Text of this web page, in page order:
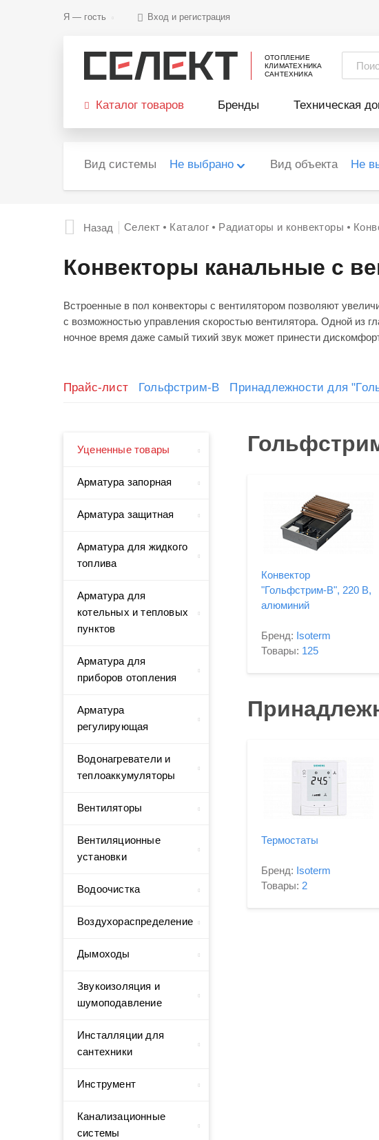
Я — гость Вход и регистрация
ОТОПЛЕНИЕ
КЛИМАТЕХНИКА
САНТЕХНИКА
Каталог товаров Бренды Техническая
Вид системы Не выбрано Вид объекта Не
Назад Селект Каталог Радиаторы и конвекторы
Конвекторы канальные с
Встроенные в пол конвекторы с вентилятором позволяют
с возможностью управления скоростью вентилятора. Одной из
ночное время даже самый тихий звук может принести
Прайс-лист Гольфстрим-В Принадлежности для
Уцененные товары
Арматура запорная
Арматура защитная
Арматура для жидкого
топлива
Арматура для
котельных и тепловых
пунктов
Арматура для
приборов отопления
Арматура
регулирующая
Водонагреватели и
теплоаккумуляторы
Вентиляторы
Вентиляционные
установки
Водоочистка
Воздухораспределение
Дымоходы
Звукоизоляция и
шумоподавление
Инсталляции для
сантехники
Инструмент
Канализационные
системы
Конвектор
"Гольфстрим-В", 220 В,
алюминий
Бренд: Isoterm
Товары: 125
Термостаты
Бренд: Isoterm
Товары: 2